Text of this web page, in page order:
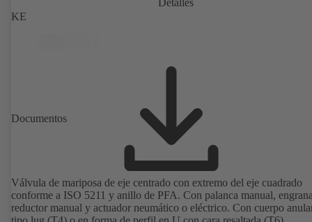
Detalles
KE
Documentos
Válvula de mariposa de eje centrado con extremo del eje cuadrado
conforme a ISO 5211 y anillo de PFA. Con palanca manual,
reductor manual y actuador neumático o eléctrico. Con cuerpo